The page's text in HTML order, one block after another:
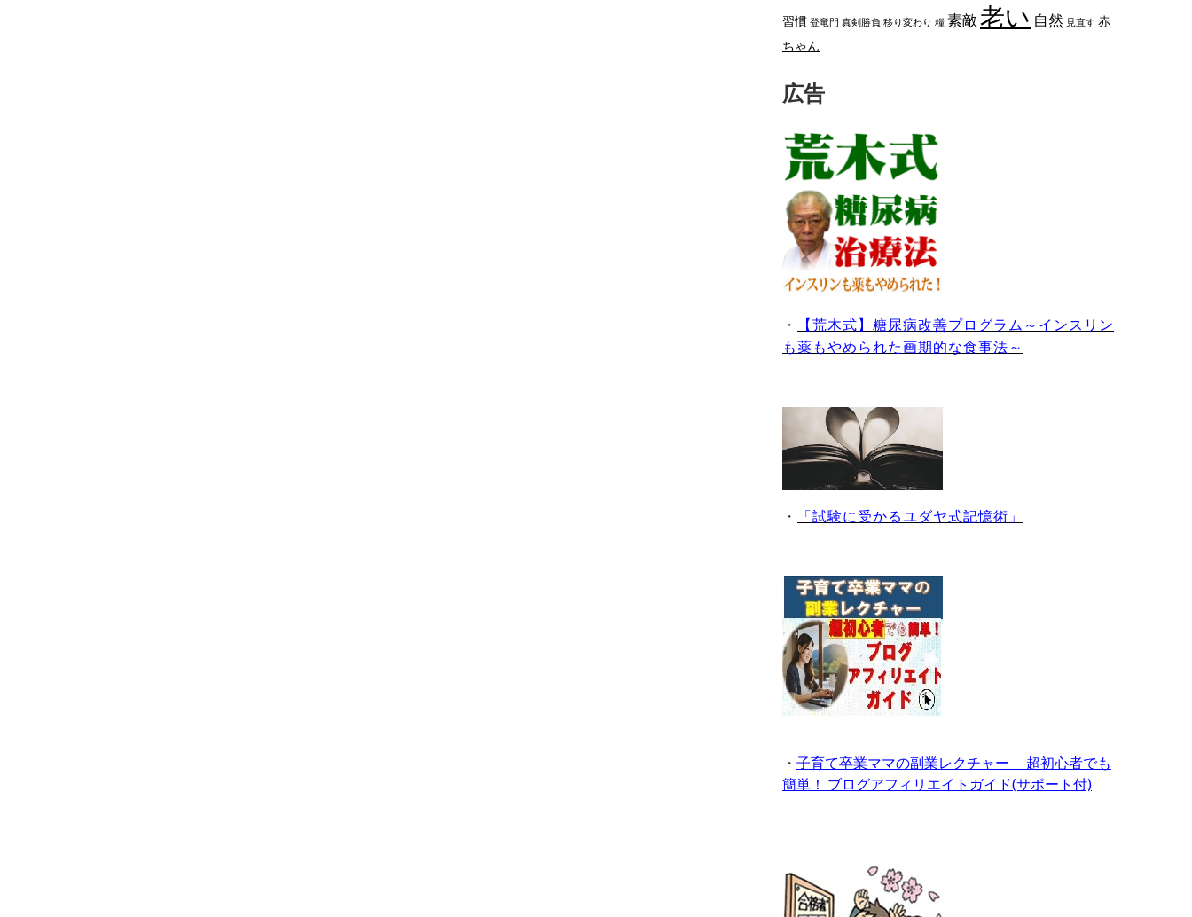
習慣 登竜門 真剣勝負 移り変わり 糧 素敵 老い 自然 見直す 赤
ちゃん
広告
・
【荒木式】糖尿病改善プログラム～インスリン
も薬もやめられた画期的な食事法～
・ 「試験に受かるユダヤ式記憶術」
・ 子育て卒業ママの副業レクチャー 超初心者でも
簡単！ ブログアフィリエイトガイド(サポート付)